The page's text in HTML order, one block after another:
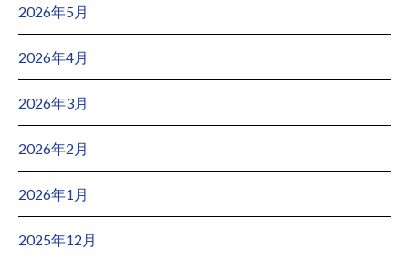
2026年5月
2026年4月
2026年3月
2026年2月
2026年1月
2025年12月